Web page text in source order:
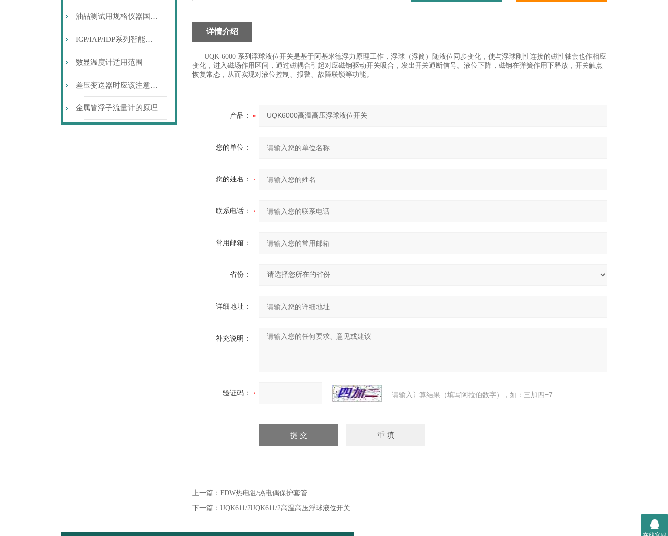
油品测试用规格仪器国产化回眸
IGP/IAP/IDP系列智能压力变送器的选型、调校和应用
数显温度计适用范围
差压变送器时应该注意的问题
金属管浮子流量计的原理
详情介绍
UQK-6000 系列浮球液位开关是基于阿基米德浮力原理工作，浮球（浮筒）随液位同步变化，使与浮球刚性连接的磁性轴套也作相应
变化，进入磁场作用区间，通过磁耦合引起对应磁钢驱动开关吸合，发出开关通断信号。液位下降，磁钢在弹簧作用下释放，开关触点
恢复常态，从而实现对液位控制、报警、故障联锁等功能。
产品：
您的单位：
您的姓名：
联系电话：
常用邮箱：
省份：
详细地址：
补充说明：
验证码： 请输入计算结果（填写阿拉伯数字），如：三加四=7
上一篇： FDW热电阻/热电偶保护套管
下一篇： UQK611/2UQK611/2高温高压浮球液位开关